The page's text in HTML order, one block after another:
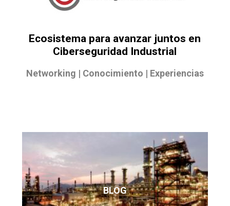
Ecosistema para avanzar juntos en
Ciberseguridad Industrial
Networking | Conocimiento | Experiencias
BLOG